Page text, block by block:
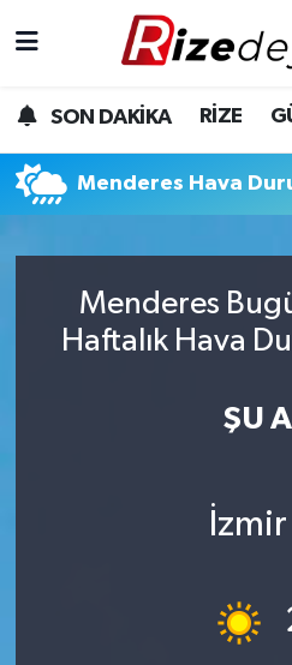
SON DAKİKA RİZE
Menderes Hava
Menderes
Haftalık Hava
ŞU
İzmir
Gündem
Yurttan Haberler
Teknoloji
Rize Hava Durumu
Rize Trafik Yoğunluk
Tüm Manşetler